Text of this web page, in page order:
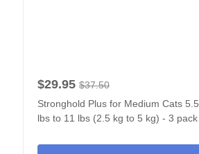
$29.95 $37.50
Stronghold Plus for Medium Cats 5.5
lbs to 11 lbs (2.5 kg to 5 kg) - 3 pack